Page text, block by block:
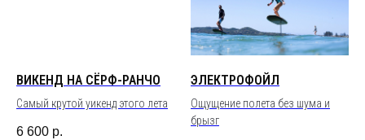
ВИКЕНД НА СЁРФ-РАНЧО
Самый крутой уикенд этого лета
6 600 р.
ЭЛЕКТРОФОЙЛ
Ощущение полета без шума и
брызг